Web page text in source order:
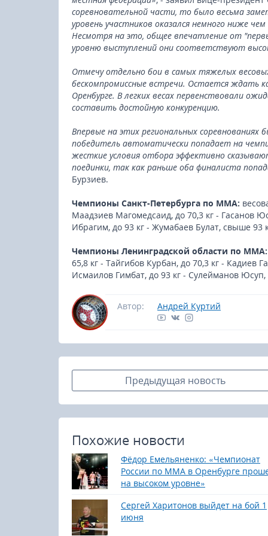
соревновательной части, то было весьма
уровень участников оказался немного ниже
Несмотря на это, общее впечатление от
уровню выступлений они соответствуют
Отмечу отдельно бои в самых тяжелых
бескомпромиссные встречи. Остается ждать
Оренбурге. В легких весах первенствовали
составить достойную конкуренцию.
Впервые на этих региональных
победитель автоматически попадает на
жесткие условия отбора эффективно
поединки, так как раньше оба финалиста
Бурзиев.
Чемпионы Санкт-Петербурга по ММА:
Маадзиев Магомедсаид, до 70,3 кг - Гасанов
Ибрагим, до 93 кг - Жумабаев Булат, свыше 93
Чемпионы Ленинградской области по ММА:
65,8 кг - Тайгибов Курбан, до 70,3 кг - Кадиев
Исмаилов Гимбат, до 93 кг - Сулейманов
Автор: Андрей Куртий
Предыдущая новость
Похожие новости
Фёдор Емельяненко: «Чемпионат
России по ММА в Оренбурге
на высоком уровне»
Сергей Харитонов выйдет на бой 1
июня